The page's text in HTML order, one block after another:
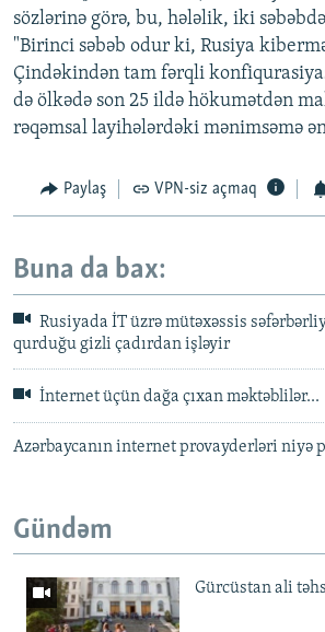
sözlərinə görə, bu, hələlik, iki
"Birinci səbəb odur ki, Rusiya
Çindəkindən tam fərqli
də ölkədə son 25 ildə hökumətdən
rəqəmsal layihələrdəki mənimsəmə
Paylaş VPN-siz açmaq
Buna da bax:
Rusiyada İT üzrə mütəxəssis
qurduğu gizli çadırdan işləyir
İnternet üçün dağa çıxan məktəblilər...
Azərbaycanın internet provayderləri niyə
Gündəm
Gürcüstan ali